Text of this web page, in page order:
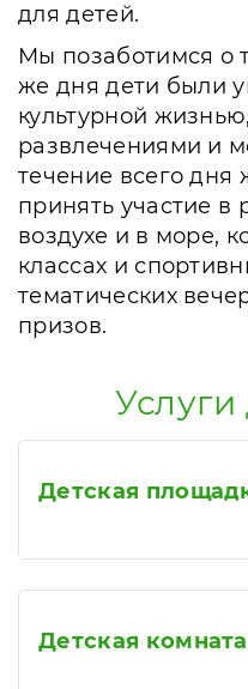
для детей.
Мы позаботимся о
же дня дети были
культурной
развлечениями и
течение всего
принять участие в
воздухе и в море,
классах и
тематических
призов.
Услуги
Детская
Детская комната